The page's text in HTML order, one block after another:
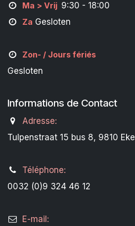
Ma > Vrij 9:30 - 18:00
Za Gesloten
Zon- / Jours fériés
Gesloten
Informations de Contact
Adresse:
Tulpenstraat 15 bus 8, 9810 Eke
Téléphone:
0032 (0)9 324 46 12
E-mail: